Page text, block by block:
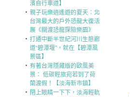
濱自行車道】
‧ 親子玩樂逍遙遊的夏天：北
台灣最大的戶外恐龍大復活
展《關渡恐龍探險樂園》
‧ 打通中斷半世紀河川生態廊
道“碧潭堰”，就在【碧潭風
景區】
‧ 有著台灣隱藏版的歐風美
景： 低碳輕旅宛若到了荷
蘭渡假！【淡海新市鎮】
‧ 閉上眼睛一下下，淡海輕軌